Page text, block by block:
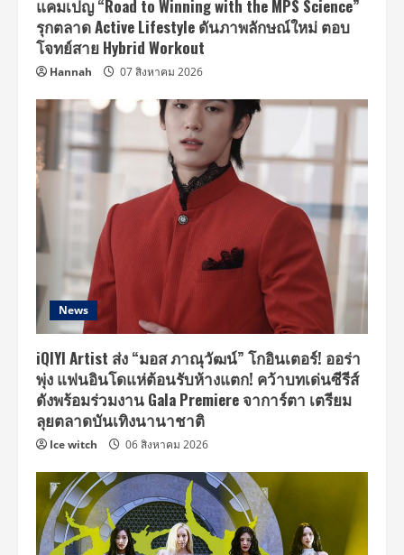
แคมเปญ “Road to Winning with the MPS Science”
รุกตลาด Active Lifestyle ดันภาพลักษณ์ใหม่ ตอบ
โจทย์สาย Hybrid Workout
Hannah 07 สิงหาคม 2026
News
iQIYI Artist ส่ง “มอส ภาณุวัฒน์” โกอินเตอร์! ออร่า
พุ่ง แฟนอินโดแห่ต้อนรับห้างแตก! คว้าบทเด่นซีรีส์
ดังพร้อมร่วมงาน Gala Premiere จาการ์ตา เตรียม
ลุยตลาดบันเทิงนานาชาติ
Ice witch 06 สิงหาคม 2026